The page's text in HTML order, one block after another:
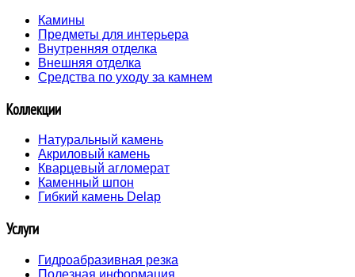
Камины
Предметы для интерьера
Внутренняя отделка
Внешняя отделка
Средства по уходу за камнем
Коллекции
Натуральный камень
Акриловый камень
Кварцевый агломерат
Каменный шпон
Гибкий камень Delap
Услуги
Гидроабразивная резка
Полезная информация